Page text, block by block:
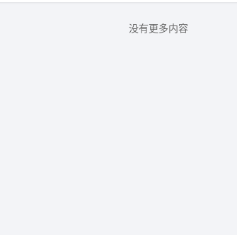
没有更多内容